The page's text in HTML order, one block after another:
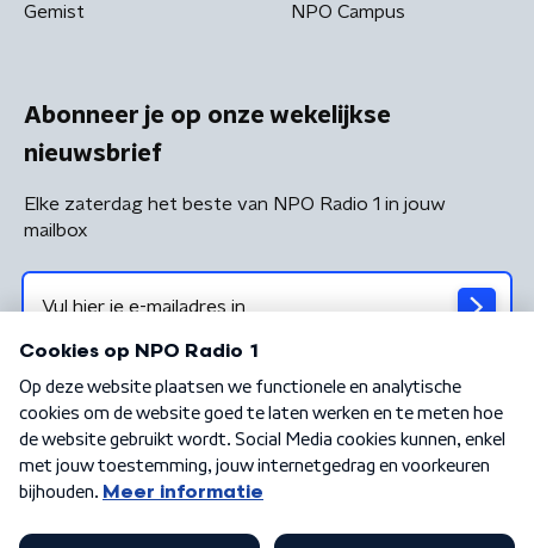
Gemist NPO Campus
Abonneer je op onze wekelijkse
nieuwsbrief
Elke zaterdag het beste van NPO Radio 1 in jouw
mailbox
Algemene voorwaarden